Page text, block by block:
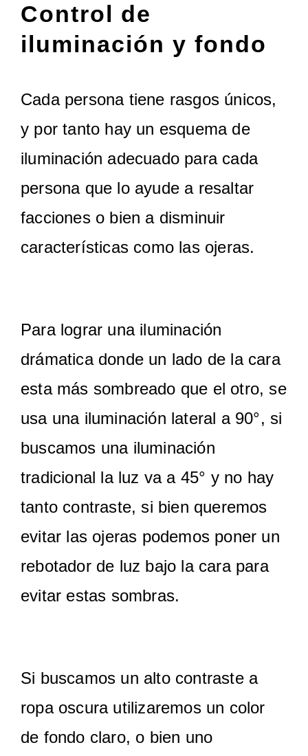
Control de
iluminación y fondo
Cada persona tiene rasgos únicos,
y por tanto hay un esquema de
iluminación adecuado para cada
persona que lo ayude a resaltar
facciones o bien a disminuir
características como las ojeras.
Para lograr una iluminación
drámatica donde un lado de la cara
esta más sombreado que el otro, se
usa una iluminación lateral a 90°, si
buscamos una iluminación
tradicional la luz va a 45° y no hay
tanto contraste, si bien queremos
evitar las ojeras podemos poner un
rebotador de luz bajo la cara para
evitar estas sombras.
Si buscamos un alto contraste a
ropa oscura utilizaremos un color
de fondo claro, o bien uno